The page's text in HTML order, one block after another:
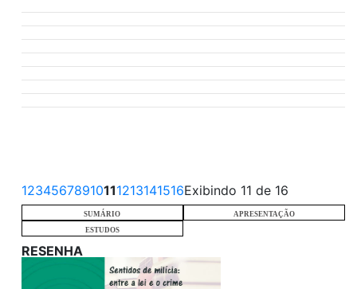
12345678910111213141516Exibindo 11 de 16
SUMÁRIO
APRESENTAÇÃO
ESTUDOS
RESENHA